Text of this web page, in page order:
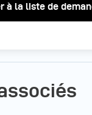
à la liste de